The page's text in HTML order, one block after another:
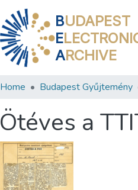
BUDAPEST
E
ARCHIVE
Home Budapest Gyűjtemény
Ötéves a